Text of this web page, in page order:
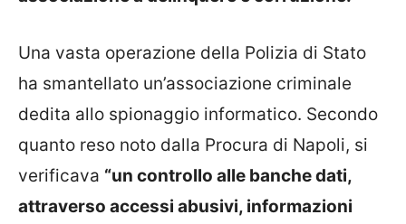
Una vasta operazione della Polizia di Stato
ha smantellato un’associazione criminale
dedita allo spionaggio informatico. Secondo
quanto reso noto dalla Procura di Napoli, si
verificava “un controllo alle banche dati,
attraverso accessi abusivi, informazioni